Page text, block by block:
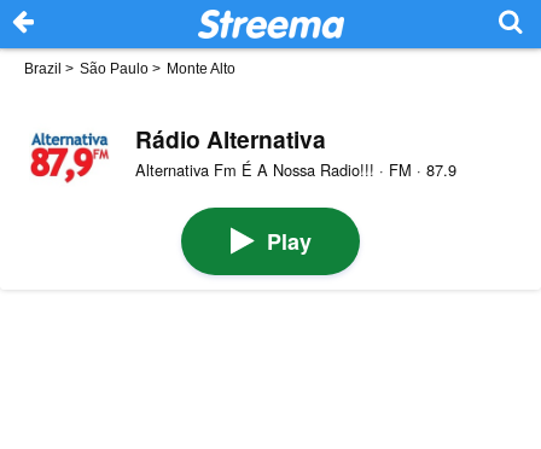
Brazil > São Paulo > Monte Alto
Rádio Alternativa
Alternativa Fm É A Nossa Radio!!! · FM · 87.9
Play